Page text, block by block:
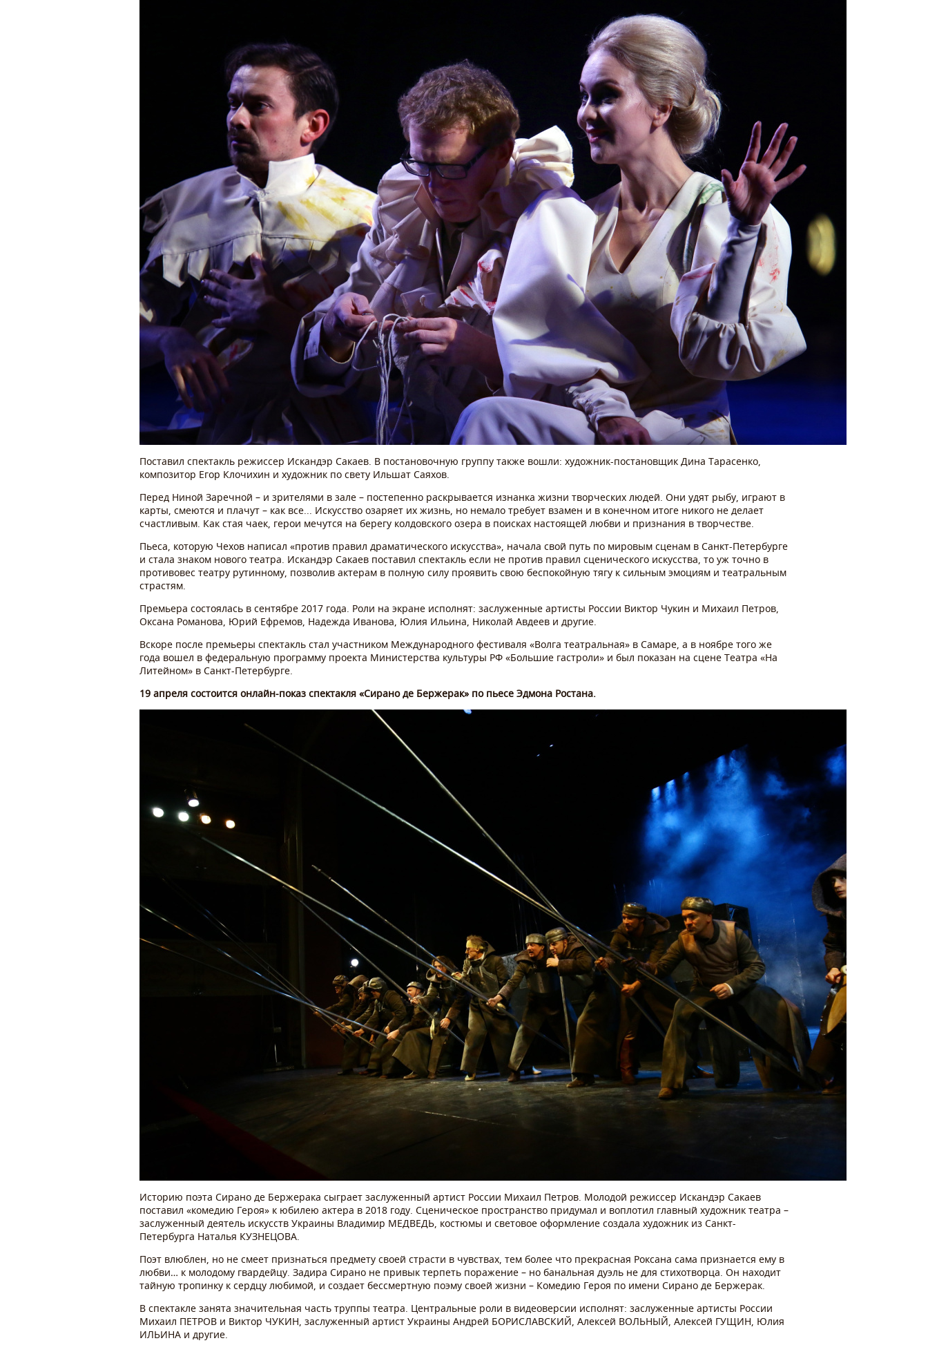
Поставил спектакль режиссер Искандэр Сакаев. В постановочную группу также вошли: художник-постановщик Дина Тарасенко,
композитор Егор Клочихин и художник по свету Ильшат Саяхов.
Перед Ниной Заречной – и зрителями в зале – постепенно раскрывается изнанка жизни творческих людей. Они удят рыбу, играют в
карты, смеются и плачут – как все... Искусство озаряет их жизнь, но немало требует взамен и в конечном итоге никого не делает
счастливым. Как стая чаек, герои мечутся на берегу колдовского озера в поисках настоящей любви и признания в творчестве.
Пьеса, которую Чехов написал «против правил драматического искусства», начала свой путь по мировым сценам в Санкт-Петербурге
и стала знаком нового театра. Искандэр Сакаев поставил спектакль если не против правил сценического искусства, то уж точно в
противовес театру рутинному, позволив актерам в полную силу проявить свою беспокойную тягу к сильным эмоциям и театральным
страстям.
Премьера состоялась в сентябре 2017 года. Роли на экране исполнят: заслуженные артисты России Виктор Чукин и Михаил Петров,
Оксана Романова, Юрий Ефремов, Надежда Иванова, Юлия Ильина, Николай Авдеев и другие.
Вскоре после премьеры спектакль стал участником Международного фестиваля «Волга театральная» в Самаре, а в ноябре того же
года вошел в федеральную программу проекта Министерства культуры РФ «Большие гастроли» и был показан на сцене Театра «На
Литейном» в Санкт-Петербурге.
19 апреля состоится онлайн-показ спектакля «Сирано де Бержерак» по пьесе Эдмона Ростана.
Историю поэта Сирано де Бержерака сыграет заслуженный артист России Михаил Петров. Молодой режиссер Искандэр Сакаев
поставил «комедию Героя» к юбилею актера в 2018 году. Сценическое пространство придумал и воплотил главный художник театра –
заслуженный деятель искусств Украины Владимир МЕДВЕДЬ, костюмы и световое оформление создала художник из Санкт-
Петербурга Наталья КУЗНЕЦОВА.
Поэт влюблен, но не смеет признаться предмету своей страсти в чувствах, тем более что прекрасная Роксана сама признается ему в
любви… к молодому гвардейцу. Задира Сирано не привык терпеть поражение – но банальная дуэль не для стихотворца. Он находит
тайную тропинку к сердцу любимой, и создает бессмертную поэму своей жизни – Комедию Героя по имени Сирано де Бержерак.
В спектакле занята значительная часть труппы театра. Центральные роли в видеоверсии исполнят: заслуженные артисты России
Михаил ПЕТРОВ и Виктор ЧУКИН, заслуженный артист Украины Андрей БОРИСЛАВСКИЙ, Алексей ВОЛЬНЫЙ, Алексей ГУЩИН, Юлия
ИЛЬИНА и другие.